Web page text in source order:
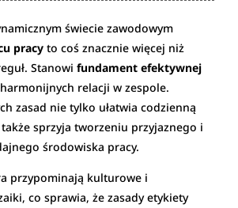
świecie zawodowym
pracy to coś znacznie więcej niż
Stanowi fundament efektywnej
relacji w zespole.
zasad nie tylko ułatwia codzienną
sprzyja tworzeniu przyjaznego i
środowiska pracy.
przypominają kulturowe i
co sprawia, że zasady etykiety